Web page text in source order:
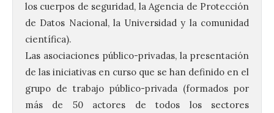
los cuerpos de seguridad, la Agencia de Protección
de Datos Nacional, la Universidad y la comunidad
científica).
Las asociaciones público-privadas, la presentación
de las iniciativas en curso que se han definido en el
grupo de trabajo público-privada (formados por
más de 50 actores de todos los sectores